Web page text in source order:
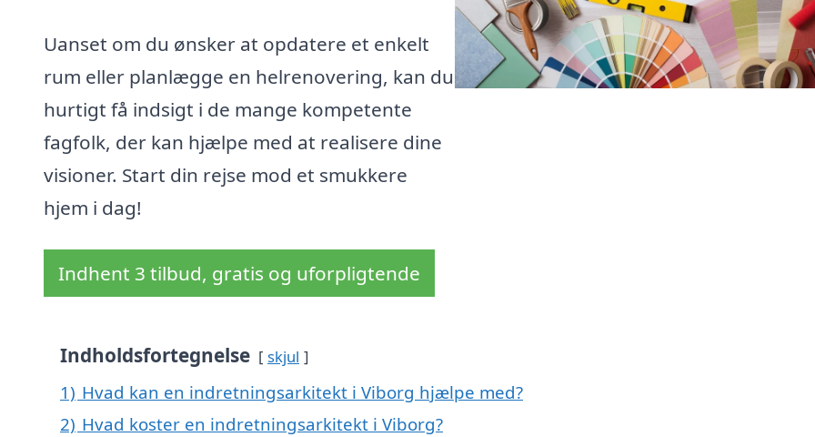
Uanset om du ønsker at opdatere et enkelt
rum eller planlægge en helrenovering, kan du
hurtigt få indsigt i de mange kompetente
fagfolk, der kan hjælpe med at realisere dine
visioner. Start din rejse mod et smukkere
hjem i dag!
Indhent 3 tilbud, gratis og uforpligtende
Indholdsfortegnelse skjul
1) Hvad kan en indretningsarkitekt i Viborg hjælpe med?
2) Hvad koster en indretningsarkitekt i Viborg?